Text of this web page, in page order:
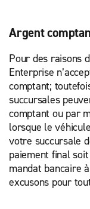
Argent
Pour des raisons
Enterprise
comptant;
succursales
comptant ou par
lorsque le
votre succursale
paiement final
mandat bancaire
excusons pour